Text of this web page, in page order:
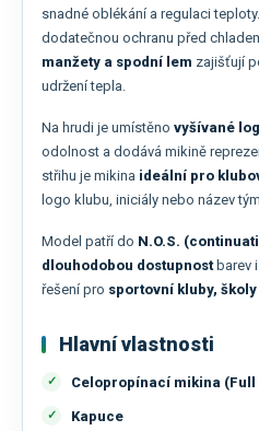
snadné oblékání a regulaci teploty.
dodatečnou ochranu před
manžety a spodní lem zajišťují
udržení tepla.
Na hrudi je umístěno vyšívané
odolnost a dodává mikině
střihu je mikina ideální pro
logo klubu, iniciály nebo název
Model patří do N.O.S.
dlouhodobou dostupnostbarev
řešení pro sportovní kluby,
Hlavní vlastnosti
Celopropínací mikina (Full
Kapuce